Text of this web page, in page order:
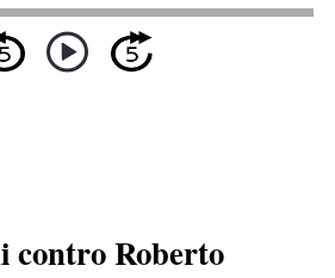
contro Roberto